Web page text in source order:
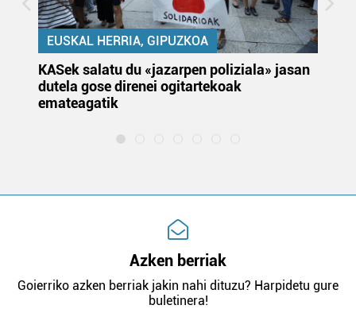
EUSKAL HERRIA, GIPUZKOA
KASek salatu du «jazarpen poliziala» jasan
dutela gose direnei ogitartekoak
emateagatik
Azken berriak
Goierriko azken berriak jakin nahi dituzu? Harpidetu gure
buletinera!